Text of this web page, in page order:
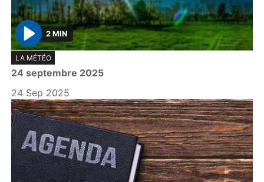
P
l
a
y
2 MIN
LA MÉTÉO
24 septembre 2025
24 Sep 2025